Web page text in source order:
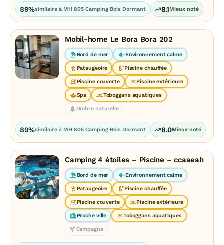
89%similaire à MH 805 Camping Bois Dormant 8.1Mieux noté
Mobil-home Le Bora Bora 202
Bord de mer Environnement calme
Pataugeoire Piscine chauffée
Piscine couverte Piscine extérieure
Spa Toboggans aquatiques
Ombre naturelle
89%similaire à MH 805 Camping Bois Dormant 8.0Mieux noté
Camping 4 étoiles – Piscine – ccaaeah
Bord de mer Environnement calme
Pataugeoire Piscine chauffée
Piscine couverte Piscine extérieure
Proche ville Toboggans aquatiques
Campagne